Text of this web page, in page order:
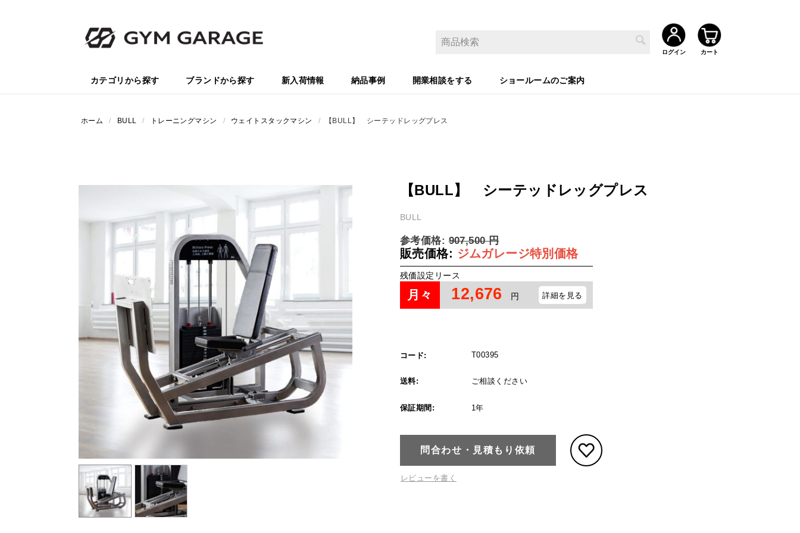
カテゴリから探す ブランドから探す 新入荷情報 納品事例 開業相談をする ショールームのご案内
ホーム / BULL / トレーニングマシン / ウェイトスタックマシン / 【BULL】 シーテッドレッグプレス
【BULL】 シーテッドレッグプレス
BULL
参考価格: 907,500 円
販売価格: ジムガレージ特別価格
残価設定リース
月々 12,676 円 詳細を見る
コード: T00395
送料: ご相談ください
保証期間: 1年
問合わせ・見積もり依頼
レビューを書く